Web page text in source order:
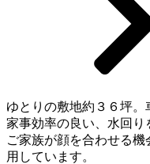
ゆとりの敷地約３６坪。
家事効率の良い、水回り
ご家族が顔を合わせる
用しています。